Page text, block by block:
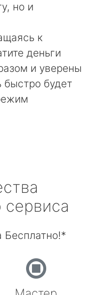
но и
к
деньги
и уверены
быстро будет
сервиса
Бесплатно!*